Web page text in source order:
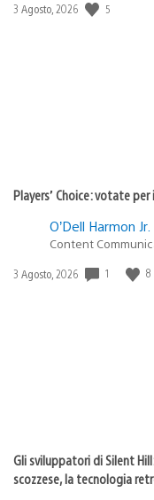
Data
3 Agosto, 2026 5
Players’ Choice: votate
O’Dell Harmon Jr.
Content
Data
3 Agosto, 2026 1 8
Gli sviluppatori di Silent
scozzese, la tecnologia